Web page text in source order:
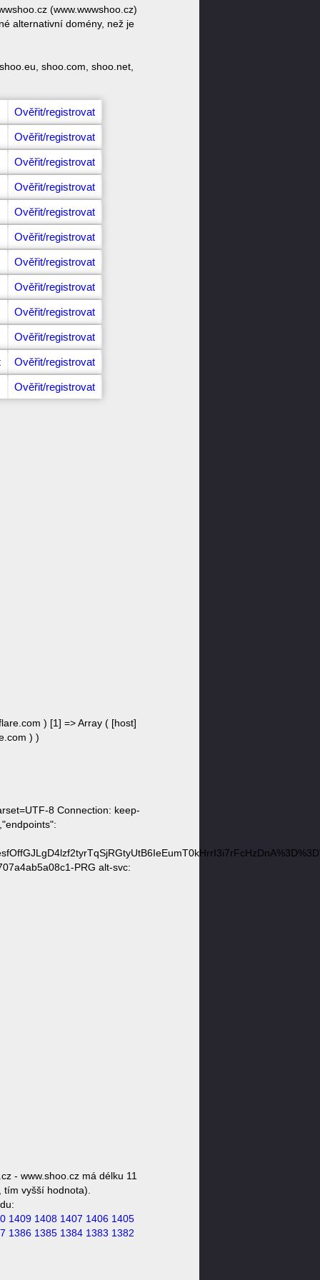
(www.wwwshoo.cz)
alternativní domény, než je
shoo.com, shoo.net,
Ověřit/registrovat
Ověřit/registrovat
Ověřit/registrovat
Ověřit/registrovat
Ověřit/registrovat
Ověřit/registrovat
Ověřit/registrovat
Ověřit/registrovat
Ověřit/registrovat
Ověřit/registrovat
Ověřit/registrovat
Ověřit/registrovat
) [1] => Array ( [host]
) )
8 Connection: keep-
PRG alt-svc:
- www.shoo.cz má délku 11
vyšší hodnota).
1409 1408 1407 1406 1405
1386 1385 1384 1383 1382